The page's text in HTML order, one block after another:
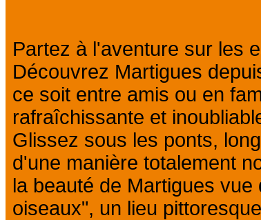
Partez à l'aventure sur les
Découvrez Martigues
ce soit entre amis ou en
rafraîchissante et
Glissez sous les ponts,
d'une manière totalement
la beauté de Martigues
oiseaux", un lieu